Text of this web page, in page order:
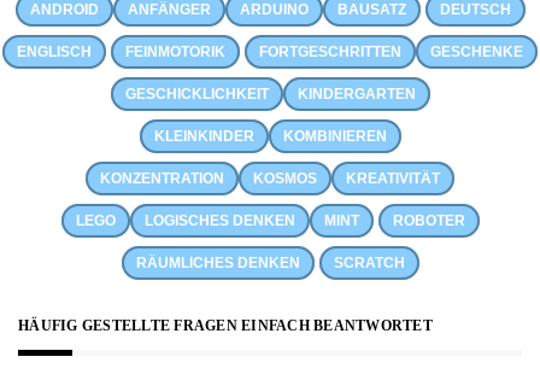
ANDROID ANFÄNGER ARDUINO BAUSATZ DEUTSCH
ENGLISCH FEINMOTORIK FORTGESCHRITTEN GESCHENKE
GESCHICKLICHKEIT KINDERGARTEN
KLEINKINDER KOMBINIEREN
KONZENTRATION KOSMOS KREATIVITÄT
LEGO LOGISCHES DENKEN MINT ROBOTER
RÄUMLICHES DENKEN SCRATCH
HÄUFIG GESTELLTE FRAGEN EINFACH BEANTWORTET